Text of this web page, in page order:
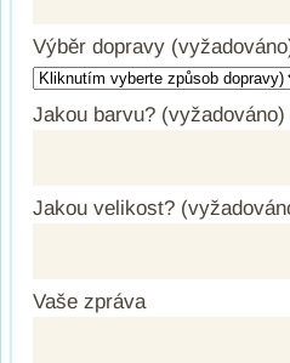
Výběr dopravy
Jakou barvu? (vyžadováno)
Jakou velikost?
Vaše zpráva